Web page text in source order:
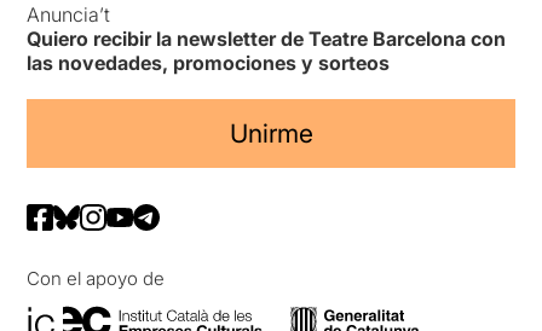
Anuncia’t
Quiero recibir la newsletter de Teatre Barcelona con
las novedades, promociones y sorteos
Unirme
Con el apoyo de